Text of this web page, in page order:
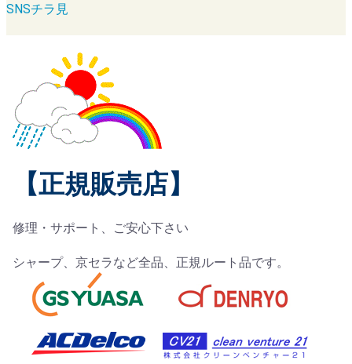
SNSチラ見
【正規販売店】
修理・サポート、ご安心下さい
シャープ、京セラなど全品、正規ルート品です。